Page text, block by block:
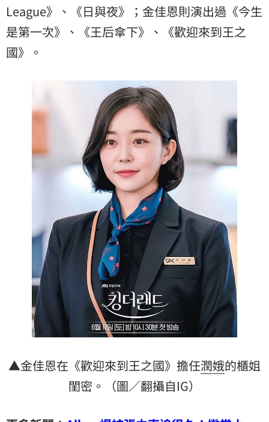
League》、《日與夜》；金佳恩則演出過《今生
是第一次》、《王后傘下》、《歡迎來到王之
國》。
▲金佳恩在《歡迎來到王之國》擔任潤娥的櫃姐
閨密。（圖／翻攝自IG）